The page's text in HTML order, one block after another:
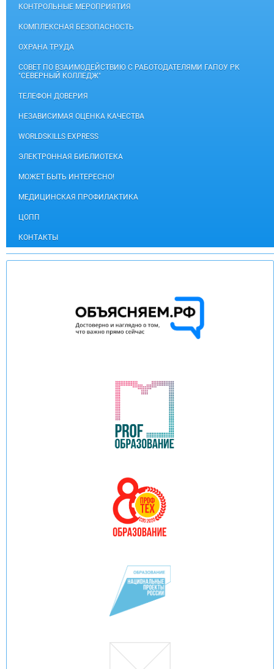
КОНТРОЛЬНЫЕ МЕРОПРИЯТИЯ
КОМПЛЕКСНАЯ БЕЗОПАСНОСТЬ
ОХРАНА ТРУДА
СОВЕТ ПО ВЗАИМОДЕЙСТВИЮ С РАБОТОДАТЕЛЯМИ ГАПОУ РК
"СЕВЕРНЫЙ КОЛЛЕДЖ"
ТЕЛЕФОН ДОВЕРИЯ
НЕЗАВИСИМАЯ ОЦЕНКА КАЧЕСТВА
WORLDSKILLS EXPRESS
ЭЛЕКТРОННАЯ БИБЛИОТЕКА
МОЖЕТ БЫТЬ ИНТЕРЕСНО!
МЕДИЦИНСКАЯ ПРОФИЛАКТИКА
ЦОПП
КОНТАКТЫ